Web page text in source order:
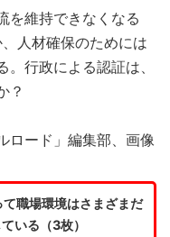
を維持できなくなる
人材確保のためには
行政による認証は、
？
ロード」編集部、画像
て職場環境はさまざまだ
いる（3枚）